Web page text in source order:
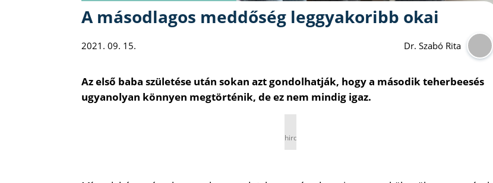
A másodlagos meddőség leggyakoribb okai
2021. 09. 15. Dr. Szabó Rita
Az első baba születése után sokan azt gondolhatják, hogy a második teherbeesés
ugyanolyan könnyen megtörténik, de ez nem mindig igaz.
hirdetés